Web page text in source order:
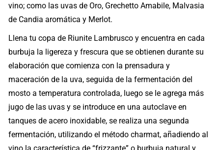
vino; como las uvas de Oro, Grechetto Amabile, Malvasia
de Candia aromática y Merlot.
Llena tu copa de Riunite Lambrusco y encuentra en cada
burbuja la ligereza y frescura que se obtienen durante su
elaboración que comienza con la prensadura y
maceración de la uva, seguida de la fermentación del
mosto a temperatura controlada, luego se le agrega más
jugo de las uvas y se introduce en una autoclave en
tanques de acero inoxidable, se realiza una segunda
fermentación, utilizando el método charmat, añadiendo al
vino la característica de “frizzante” o burbuja natural y